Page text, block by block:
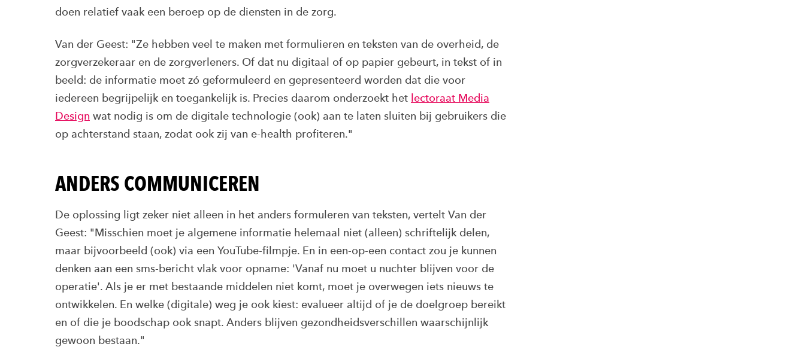
doen relatief vaak een beroep op de diensten in de zorg.
Van der Geest: "Ze hebben veel te maken met formulieren en teksten van de overheid, de
zorgverzekeraar en de zorgverleners. Of dat nu digitaal of op papier gebeurt, in tekst of in
beeld: de informatie moet zó geformuleerd en gepresenteerd worden dat die voor
iedereen begrijpelijk en toegankelijk is. Precies daarom onderzoekt het lectoraat Media
Design wat nodig is om de digitale technologie (ook) aan te laten sluiten bij gebruikers die
op achterstand staan, zodat ook zij van e-health profiteren."
ANDERS COMMUNICEREN
De oplossing ligt zeker niet alleen in het anders formuleren van teksten, vertelt Van der
Geest: "Misschien moet je algemene informatie helemaal niet (alleen) schriftelijk delen,
maar bijvoorbeeld (ook) via een YouTube-filmpje. En in een-op-een contact zou je kunnen
denken aan een sms-bericht vlak voor opname: 'Vanaf nu moet u nuchter blijven voor de
operatie'. Als je er met bestaande middelen niet komt, moet je overwegen iets nieuws te
ontwikkelen. En welke (digitale) weg je ook kiest: evalueer altijd of je de doelgroep bereikt
en of die je boodschap ook snapt. Anders blijven gezondheidsverschillen waarschijnlijk
gewoon bestaan."